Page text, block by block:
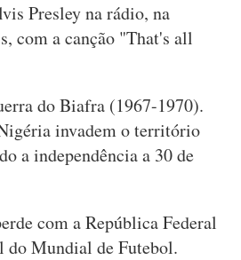
Presley na rádio, na
com a canção "That's all
do Biafra (1967-1970).
invadem o território
a independência a 30 de
com a República Federal
do Mundial de Futebol.